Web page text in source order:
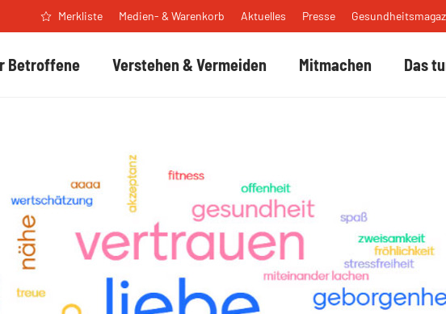
Betroffene Verstehen & Vermeiden Mitmachen Das
Merkliste Medien- & Warenkorb Aktuelles Presse